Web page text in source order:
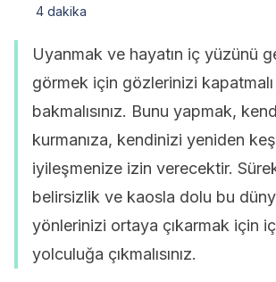
4 dakika
Uyanmak ve hayatın iç yüzünü
görmek için gözlerinizi
bakmalısınız. Bunu yapmak,
kurmanıza, kendinizi yeniden
iyileşmenize izin verecektir.
belirsizlik ve kaosla dolu bu
yönlerinizi ortaya çıkarmak için
yolculuğa çıkmalısınız.